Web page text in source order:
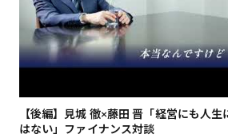
【後編】見城 徹×藤田 晋「経営にも人
はない」ファイナンス対談